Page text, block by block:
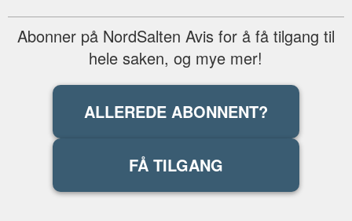
Abonner på NordSalten Avis for å få tilgang til
hele saken, og mye mer!
ALLEREDE ABONNENT?
FÅ TILGANG